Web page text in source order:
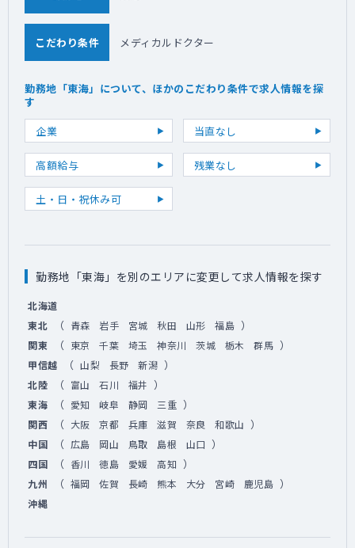
こだわり条件 メディカルドクター
勤務地「東海」について、ほかのこだわり条件で求人情報を探
す
企業
当直なし
高額給与 残業なし
土・日・祝休み可
勤務地「東海」を別のエリアに変更して求人情報を探す
北海道
東北
（ 青森 岩手 宮城 秋田 山形 福島 ）
関東 （ 東京 千葉 埼玉 神奈川 茨城 栃木 群馬 ）
甲信越 （ 山梨 長野 新潟 ）
北陸 （ 富山 石川 福井 ）
東海 （ 愛知 岐阜 静岡 三重 ）
関西 （ 大阪 京都 兵庫 滋賀 奈良 和歌山 ）
中国 （ 広島 岡山 鳥取 島根 山口 ）
四国 （ 香川 徳島 愛媛 高知 ）
九州 （ 福岡 佐賀 長崎 熊本 大分 宮崎 鹿児島 ）
沖縄